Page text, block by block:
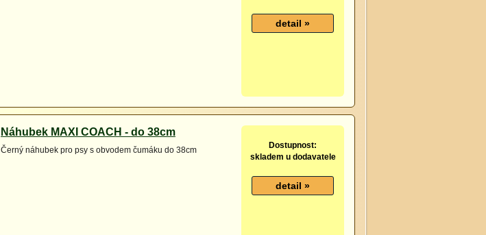
Náhubek MAXI COACH - do 38cm
Černý náhubek pro psy s obvodem čumáku do 38cm
Dostupnost:
skladem u dodavatele